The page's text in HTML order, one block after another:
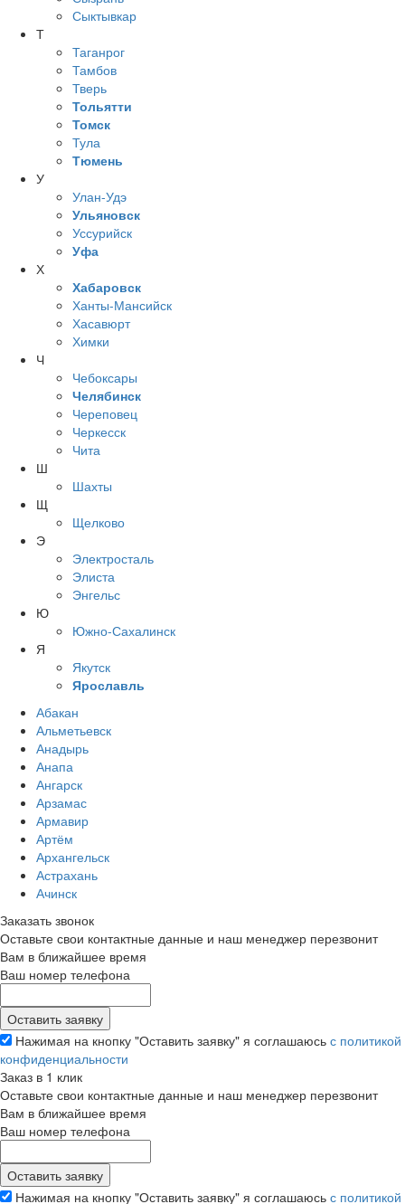
Сыктывкар
Т
Таганрог
Тамбов
Тверь
Тольятти
Томск
Тула
Тюмень
У
Улан-Удэ
Ульяновск
Уссурийск
Уфа
Х
Хабаровск
Ханты-Мансийск
Хасавюрт
Химки
Ч
Чебоксары
Челябинск
Череповец
Черкесск
Чита
Ш
Шахты
Щ
Щелково
Э
Электросталь
Элиста
Энгельс
Ю
Южно-Сахалинск
Я
Якутск
Ярославль
Абакан
Альметьевск
Анадырь
Анапа
Ангарск
Арзамас
Армавир
Артём
Архангельск
Астрахань
Ачинск
Заказать звонок
Оставьте свои контактные данные и наш менеджер перезвонит
Вам в ближайшее время
Ваш номер телефона
Нажимая на кнопку "Оставить заявку" я соглашаюсь с политикой
конфиденциальности
Заказ в 1 клик
Оставьте свои контактные данные и наш менеджер перезвонит
Вам в ближайшее время
Ваш номер телефона
Нажимая на кнопку "Оставить заявку" я соглашаюсь с политикой